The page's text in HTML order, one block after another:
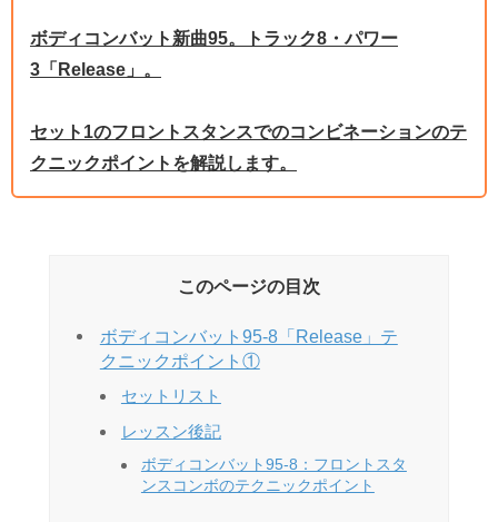
ボディコンバット新曲95。トラック8・パワー
3「Release」。
セット1のフロントスタンスでのコンビネーションのテ
クニックポイントを解説します。
このページの目次
ボディコンバット95-8「Release」テ
クニックポイント①
セットリスト
レッスン後記
ボディコンバット95-8：フロントスタ
ンスコンボのテクニックポイント